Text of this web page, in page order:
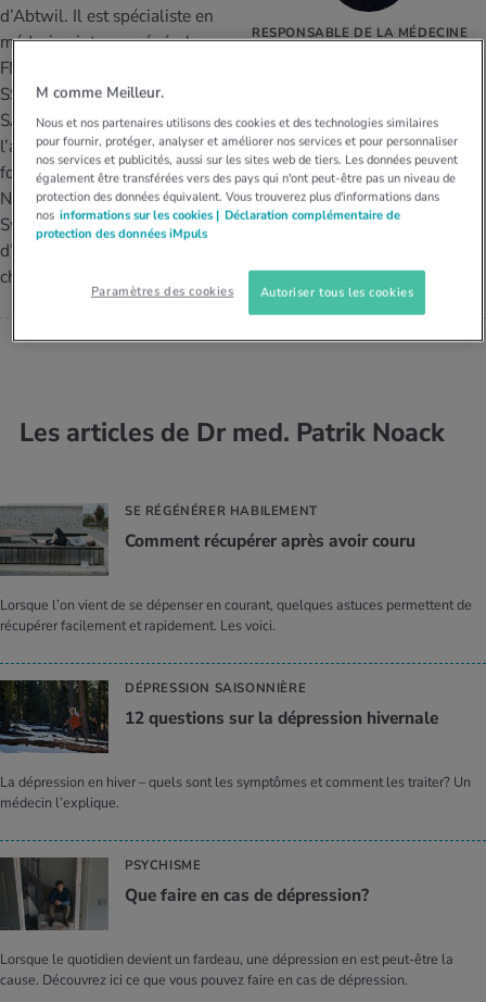
et intolérances
ACTUELS DANS LE DOMAINE ALIMENTATION
d’hiver
ACTUELS DANS LE DOMAINE MOUVEMENT
Calculer la consommation de calories
au quotidien
de relaxation
ACTUELS DANS LE DOMAINE RELAXATION
Travail et santé
médical
spécialisée
des femmes
ACTUELS DANS LE DOMAINE MÉDECINE
Offres
Tool, test et quiz
RESPONSABLE DE LA MÉDECINE
Dr med. Patrik Noack
d’Abtwil. Il est spécialiste en
médecine interne générale
FMH, médecine du sport
SSMS, médecine manuelle
SAMM et sonographie de
l’abdomen SSUM. Autres
fonctions: médecin à Swiss Ski
Nordique, Swiss Triathlon et
Swiss Cycling. Il est aussi médecin de la Fédération suisse
d’athlétisme et de Swiss Sliding et avait été nommé médecin en
chef pour Pyeongchang 2018.
Les articles de Dr med. Patrik Noack
SE RÉGÉNÉRER HABILEMENT
Com­ment récu­pé­rer après avoir couru
Lorsque l’on vient de se dépenser en courant, quelques astuces permettent de
récupérer facilement et rapidement. Les voici.
DÉPRESSION SAISONNIÈRE
12 ques­tions sur la dépres­sion hiver­nale
La dépression en hiver – quels sont les symptômes et comment les traiter? Un
médecin l’explique.
PSYCHISME
Que faire en cas de dépres­sion?
Lorsque le quotidien devient un fardeau, une dépression en est peut-être la
cause. Découvrez ici ce que vous pouvez faire en cas de dépression.
M comme Meilleur.
Nous et nos partenaires utilisons des cookies et des technologies similaires
pour fournir, protéger, analyser et améliorer nos services et pour personnaliser
nos services et publicités, aussi sur les sites web de tiers. Les données peuvent
également être transférées vers des pays qui n'ont peut-être pas un niveau de
protection des données équivalent. Vous trouverez plus d'informations dans
nos informations sur les cookies | Déclaration complémentaire de
protection des données iMpuls
Paramètres des cookies Autoriser tous les cookies